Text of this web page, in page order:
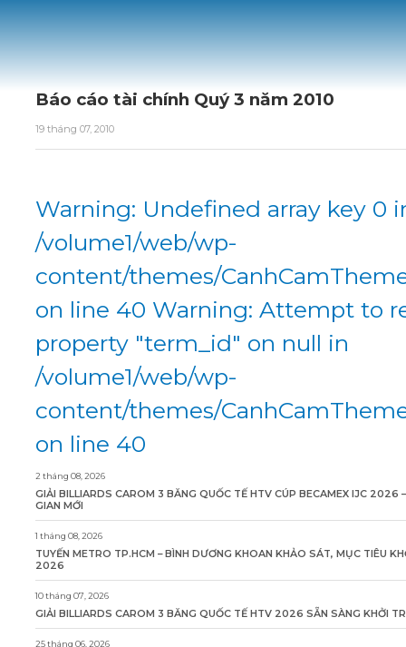
Báo cáo tài chính Quý 3 năm 2010
19 tháng 07, 2010
Warning: Undefined array key 0
/volume1/web/wp-
content/themes/
on line 40 Warning: Attempt to
property "term_id" on null in
/volume1/web/wp-
content/themes/
on line 40
2 tháng 08, 2026
GIẢI BILLIARDS CAROM 3 BĂNG QUỐC TẾ HTV CÚP BECAMEX IJC 2026
GIAN MỚI
1 tháng 08, 2026
TUYẾN METRO TP.HCM – BÌNH DƯƠNG KHOAN KHẢO SÁT, MỤC TIÊU
2026
10 tháng 07, 2026
GIẢI BILLIARDS CAROM 3 BĂNG QUỐC TẾ HTV 2026 SẴN SÀNG KHỞI
25 tháng 06, 2026